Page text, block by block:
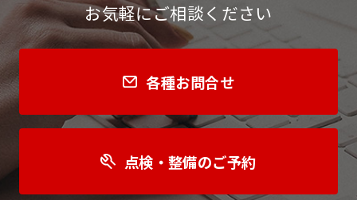
お気軽にご相談ください
各種お問合せ
点検・整備のご予約